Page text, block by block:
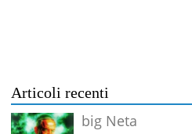
Articoli recenti
big Neta